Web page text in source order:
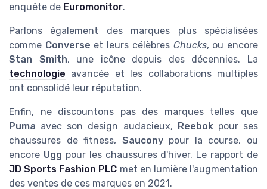
enquête de Euromonitor.
Parlons également des marques plus spécialisées
comme Converse et leurs célèbres Chucks, ou encore
Stan Smith, une icône depuis des décennies. La
technologie avancée et les collaborations multiples
ont consolidé leur réputation.
Enfin, ne discountons pas des marques telles que
Puma avec son design audacieux, Reebokpour ses
chaussures de fitness, Sauconypour la course, ou
encore Ugg pour les chaussures d'hiver. Le rapport de
JD Sports Fashion PLC met en lumière l'augmentation
des ventes de ces marques en 2021.